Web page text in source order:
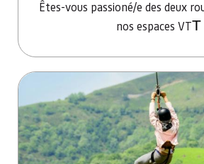
Êtes-vous passioné/e des deux
nos espaces VTT
Aller à